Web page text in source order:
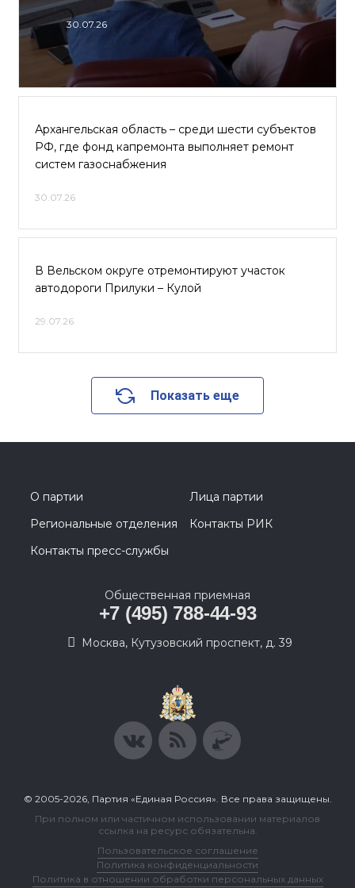
30.07.26
Архангельская область – среди шести субъектов
РФ, где фонд капремонта выполняет ремонт
систем газоснабжения
30.07.26
В Вельском округе отремонтируют участок
автодороги Прилуки – Кулой
29.07.26
Показать еще
О партии
Лица партии
Региональные отделения
Контакты РИК
Контакты пресс-службы
Общественная приемная
+7 (495) 788-44-93
Москва, Кутузовский проспект, д. 39
© 2005-2026, Партия «Единая Россия». Все права защищены.
При полном или частичном использовании материалов
ссылка на ресурс обязательна.
Пользовательское соглашение
Политика конфиденциальности
Политика в отношении обработки персональных данных